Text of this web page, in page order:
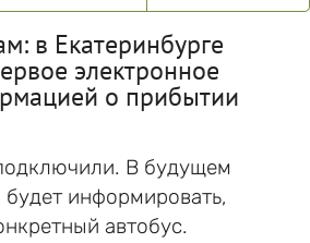
в Екатеринбурге
электронное
о прибытии
В будущем
будет информировать,
автобус.